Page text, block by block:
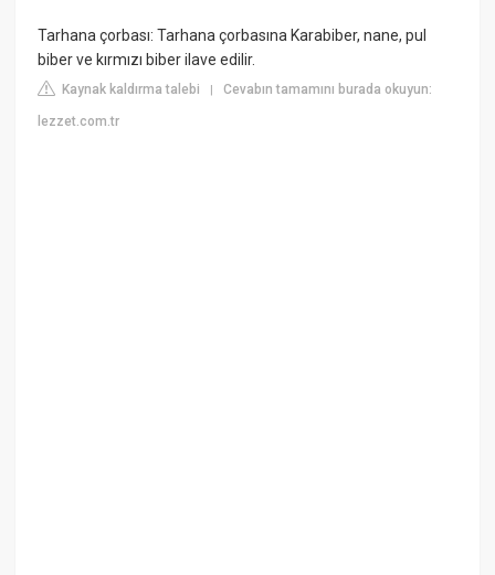
Tarhana çorbası: Tarhana çorbasına Karabiber, nane, pul
biber ve kırmızı biber ilave edilir.
Kaynak kaldırma talebi |Cevabın tamamını burada okuyun:
lezzet.com.tr